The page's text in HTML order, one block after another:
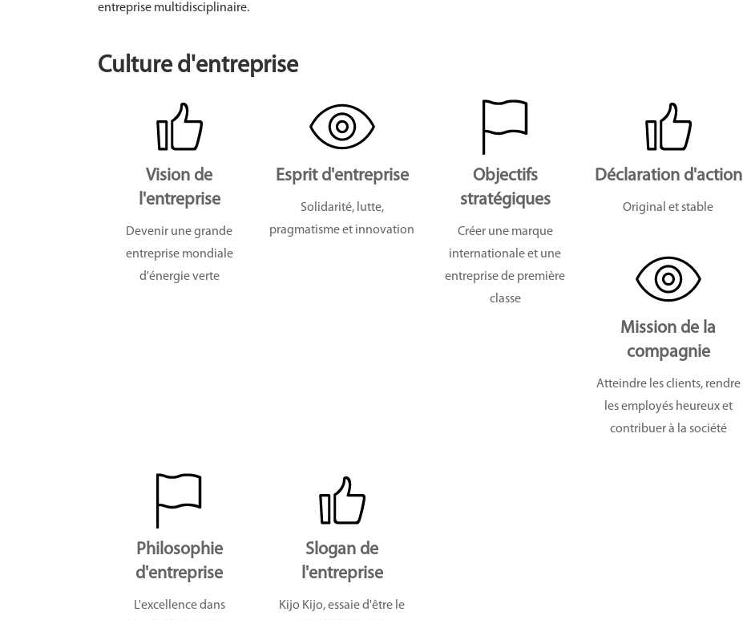
entreprise multidisciplinaire.
Culture d'entreprise
Vision de
l'entreprise
Devenir une grande
entreprise mondiale
d'énergie verte
Esprit d'entreprise
Solidarité, lutte,
pragmatisme et innovation
Objectifs
stratégiques
Créer une marque
internationale et une
entreprise de première
classe
Déclaration d'action
Original et stable
Mission de la
compagnie
Atteindre les clients, rendre
les employés heureux et
contribuer à la société
Philosophie
d'entreprise
L'excellence dans
Slogan de
l'entreprise
Kijo Kijo, essaie d'être le